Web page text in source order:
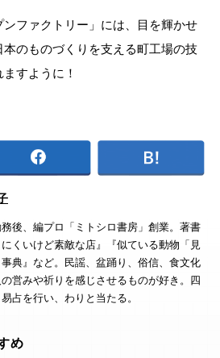
ファクトリー」には、目を輝かせ
のものづくりを支える町工場の技
すように！
後、編プロ「ミトシロ書房」創業。著書
くいけど素敵な店』『似ている動物「見
典』など。民謡、盆踊り、俗信、食文化
営みや祈りを感じさせるものが好き。四
占を行い、わりと当たる。
め